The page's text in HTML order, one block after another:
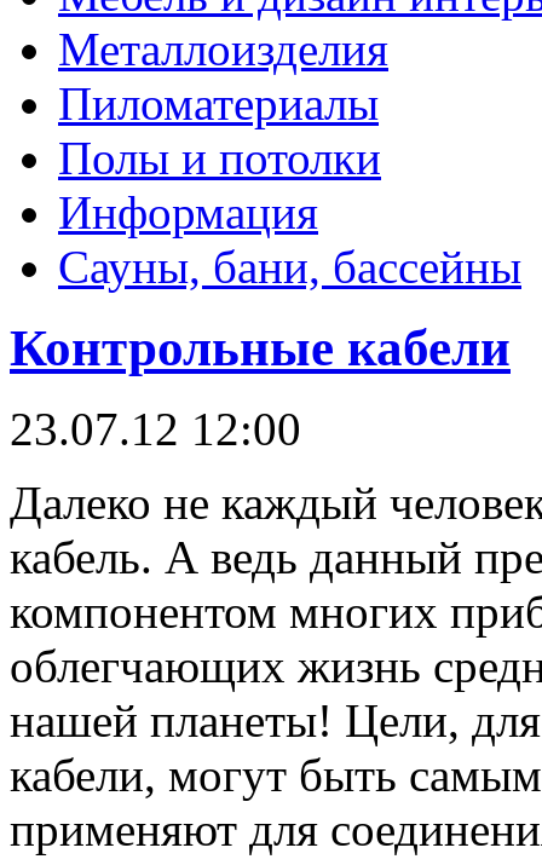
Металлоизделия
Пиломатериалы
Полы и потолки
Информация
Сауны, бани, бассейны
Контрольные кабели
23.07.12 12:00
Далеко не каждый
кабель. А ведь данный
компонентом многих
облегчающих жизнь
нашей планеты! Цели,
кабели, могут быть
применяют для